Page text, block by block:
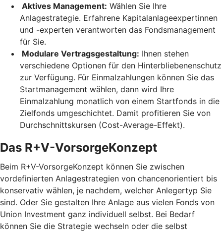
Aktives Management: Wählen Sie Ihre
Anlagestrategie. Erfahrene Kapitalanlageexpertinnen
und -experten verantworten das Fondsmanagement
für Sie.
Modulare Vertragsgestaltung: Ihnen stehen
verschiedene Optionen für den Hinterbliebenenschutz
zur Verfügung. Für Einmalzahlungen können Sie das
Startmanagement wählen, dann wird Ihre
Einmalzahlung monatlich von einem Startfonds in die
Zielfonds umgeschichtet. Damit profitieren Sie von
Durchschnittskursen (Cost-Average-Effekt).
Das R+V-VorsorgeKonzept
Beim R+V-VorsorgeKonzept können Sie zwischen
vordefinierten Anlagestrategien von chancenorientiert bis
konservativ wählen, je nachdem, welcher Anlegertyp Sie
sind. Oder Sie gestalten Ihre Anlage aus vielen Fonds von
Union Investment ganz individuell selbst. Bei Bedarf
können Sie die Strategie wechseln oder die selbst